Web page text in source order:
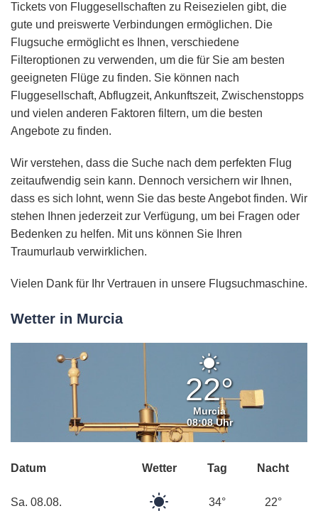
Tickets von Fluggesellschaften zu Reisezielen gibt, die
gute und preiswerte Verbindungen ermöglichen. Die
Flugsuche ermöglicht es Ihnen, verschiedene
Filteroptionen zu verwenden, um die für Sie am besten
geeigneten Flüge zu finden. Sie können nach
Fluggesellschaft, Abflugzeit, Ankunftszeit, Zwischenstopps
und vielen anderen Faktoren filtern, um die besten
Angebote zu finden.
Wir verstehen, dass die Suche nach dem perfekten Flug
zeitaufwendig sein kann. Dennoch versichern wir Ihnen,
dass es sich lohnt, wenn Sie das beste Angebot finden. Wir
stehen Ihnen jederzeit zur Verfügung, um bei Fragen oder
Bedenken zu helfen. Mit uns können Sie Ihren
Traumurlaub verwirklichen.
Vielen Dank für Ihr Vertrauen in unsere Flugsuchmaschine.
Wetter in Murcia
Klarer
Himmel
22°
Murcia
08:08 Uhr
Datum Wetter Tag Nacht
Sa. 08.08. 34° 22°